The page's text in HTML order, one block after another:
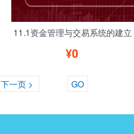
11.1资金管理与交易系统的建立
¥0
下一页 > GO